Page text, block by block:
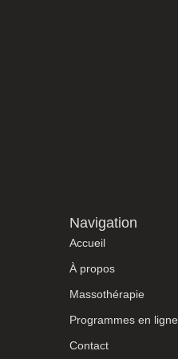
Navigation
Accueil
À propos
Massothérapie
Programmes en ligne
Contact